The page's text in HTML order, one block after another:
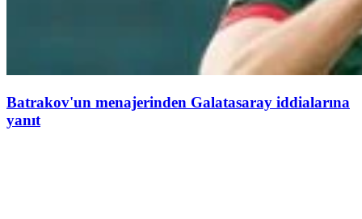
Batrakov'un menajerinden Galatasaray iddialarına
yanıt